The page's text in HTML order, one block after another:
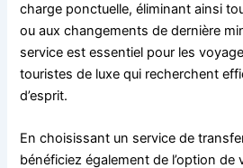
charge ponctuelle, éliminant ainsi
ou aux changements de dernière
service est essentiel pour les
touristes de luxe qui recherchent
d’esprit.
En choisissant un service de
bénéficiez également de l’option de